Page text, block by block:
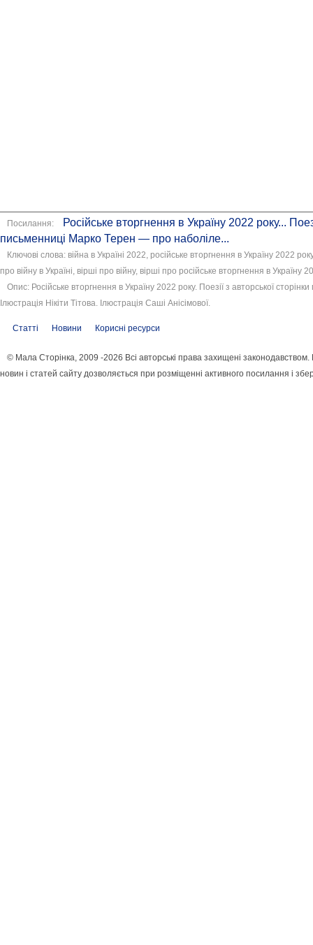
Посилання:
Російське вторгнення в Україну 2022 року...
письменниці Марко Терен — про наболіле...
Ключові слова: війна в Україні 2022, російське вторгнення в Україну 2022
про війну в Україні, вірші про війну, вірші про російське вторгнення в Україну
Опис: Російське вторгнення в Україну 2022 року. Поезії з авторської
Ілюстрація Нікіти Тітова. Ілюстрація Саші Анісімової.
Статті Новини Корисні ресурси
© Мала Сторінка, 2009 -2026 Всі авторські права захищені
новин і статей сайту дозволяється при розміщенні активного посилання і